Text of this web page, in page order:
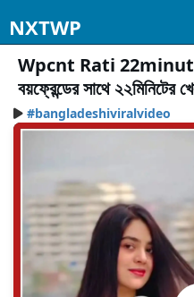
NXTWP
Wpcnt Rati
বয়ফ্রেন্ডের সাথে ২২মিনিটের
#bangladeshiviralvideo